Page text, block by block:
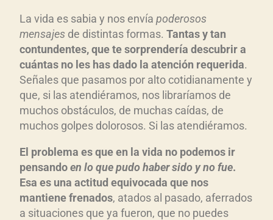
La vida es sabia y nos envía poderosos
mensajes de distintas formas. Tantas y tan
contundentes, que te sorprendería descubrir a
cuántas no les has dado la atención requerida.
Señales que pasamos por alto cotidianamente y
que, si las atendiéramos, nos libraríamos de
muchos obstáculos, de muchas caídas, de
muchos golpes dolorosos. Si las atendiéramos.
El problema es que en la vida no podemos ir
pensandoen lo que pudo haber sido y no fue.
Esa es una actitud equivocada que nos
mantiene frenados, atados al pasado, aferrados
a situaciones que ya fueron, que no puedes